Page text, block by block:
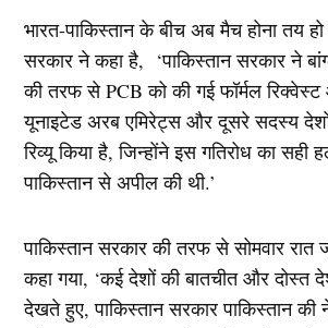
भारत-पाकिस्तान के बीच अब मैच होना तय
सरकार ने कहा है, ‘पाकिस्तान सरकार ने
की तरफ से PCB को की गई फॉर्मल
यूनाइटेड अरब एमिरेट्स और दूसरे सदस्य
रिव्यू किया है, जिन्होंने इस गतिरोध का
पाकिस्तान से अपील की थी.’
पाकिस्तान सरकार की तरफ से सोमवार रात
कहा गया, ‘कई देशों की बातचीत और दोस्त
देखते हुए, पाकिस्तान सरकार पाकिस्तान